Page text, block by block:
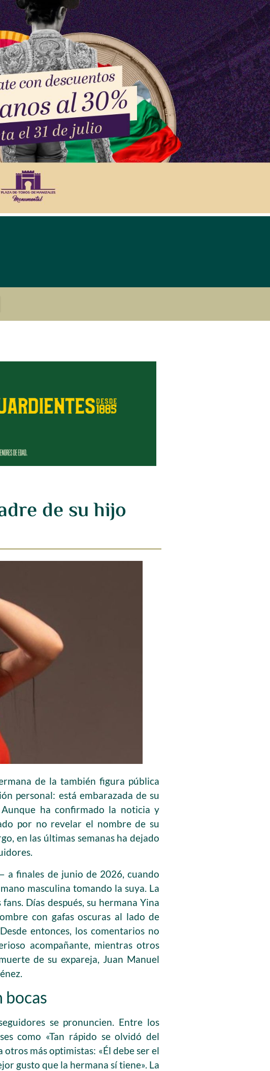
de su hijo
de la también figura pública
personal: está embarazada de su
ha confirmado la noticia y
por no revelar el nombre de su
en las últimas semanas ha dejado
a finales de junio de 2026, cuando
masculina tomando la suya. La
Días después, su hermana Yina
con gafas oscuras al lado de
entonces, los comentarios no
acompañante, mientras otros
de su expareja, Juan Manuel
bocas
se pronuncien. Entre los
como «Tan rápido se olvidó del
más optimistas: «Él debe ser el
gusto que la hermana sí tiene». La